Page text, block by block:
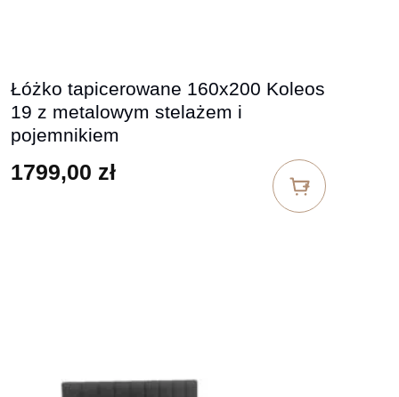
Łóżko tapicerowane 160x200 Koleos
19 z metalowym stelażem i
pojemnikiem
1799,00 zł